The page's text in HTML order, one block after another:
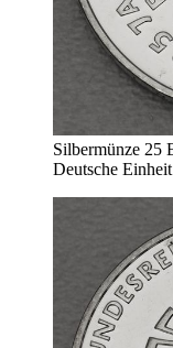
Silbermünze 25
Deutsche Einheit